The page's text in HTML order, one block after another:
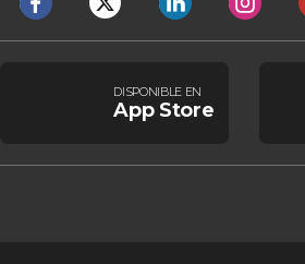
DISPONIBLE EN
App Store